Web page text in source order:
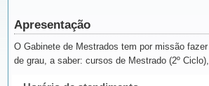
Apresentação
O Gabinete de Mestrados tem por missão
de grau, a saber: cursos de Mestrado (2º